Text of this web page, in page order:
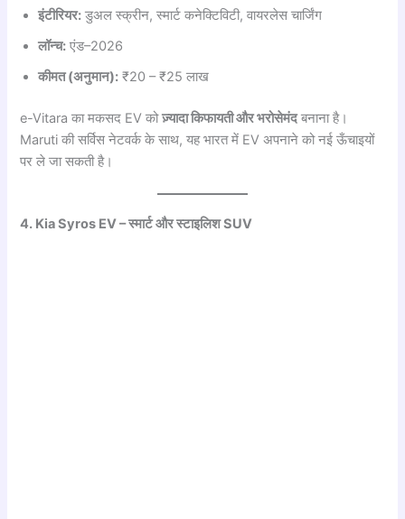
इंटीरियर: डुअल स्क्रीन, स्मार्ट कनेक्टिविटी, वायरलेस चार्जिंग
लॉन्च: एंड–2026
कीमत (अनुमान): ₹20 – ₹25 लाख
e-Vitara का मकसद EV कोज़्यादा किफायती और भरोसेमंदबनाना है।
Maruti की सर्विस नेटवर्क के साथ, यह भारत में EV अपनाने को नई ऊँचाइयों
पर ले जा सकती है।
4. Kia Syros EV – स्मार्ट और स्टाइलिश SUV